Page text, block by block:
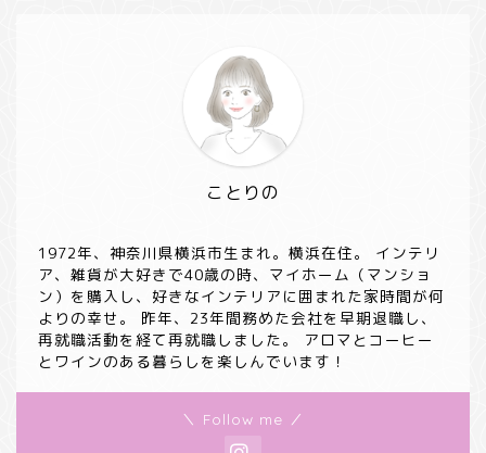
ことりの
1972年、神奈川県横浜市生まれ。横浜在住。 インテリ
ア、雑貨が大好きで40歳の時、マイホーム（マンショ
ン）を購入し、好きなインテリアに囲まれた家時間が何
よりの幸せ。 昨年、23年間務めた会社を早期退職し、
再就職活動を経て再就職しました。 アロマとコーヒー
とワインのある暮らしを楽しんでいます！
＼ Follow me ／